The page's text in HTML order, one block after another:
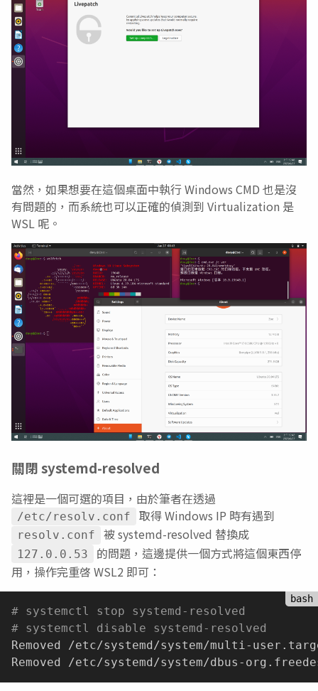
當然，如果想要在這個桌面中執行 Windows CMD 也是沒
有問題的，而系統也可以正確的偵測到 Virtualization 是
WSL 呢。
關閉 systemd-resolved
這裡是一個可選的項目，由於筆者在透過
/etc/resolv.conf 取得 Windows IP 時有遇到
resolv.conf 被 systemd-resolved 替換成
127.0.0.53
的問題，這邊提供一個方式將這個東西停
用，操作完重啓 WSL2 即可：
# systemctl stop systemd-resolved
# systemctl disable systemd-resolved
Removed /etc/systemd/system/multi-